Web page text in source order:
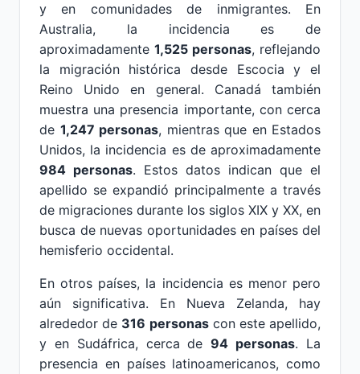
y en comunidades de inmigrantes. En
Australia, la incidencia es de
aproximadamente 1,525 personas, reflejando
la migración histórica desde Escocia y el
Reino Unido en general. Canadá también
muestra una presencia importante, con cerca
de 1,247 personas, mientras que en Estados
Unidos, la incidencia es de aproximadamente
984 personas. Estos datos indican que el
apellido se expandió principalmente a través
de migraciones durante los siglos XIX y XX, en
busca de nuevas oportunidades en países del
hemisferio occidental.
En otros países, la incidencia es menor pero
aún significativa. En Nueva Zelanda, hay
alrededor de 316 personascon este apellido,
y en Sudáfrica, cerca de94 personas. La
presencia en países latinoamericanos, como